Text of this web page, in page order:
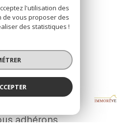
IMMORÊVE
ESPACE
propriétaire
ADHÉRENTS
adhérons
l'utilisation des
de vous proposer des
des statistiques !